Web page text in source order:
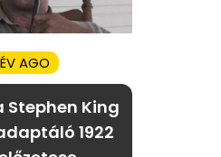
AGO
Stephen King
1922